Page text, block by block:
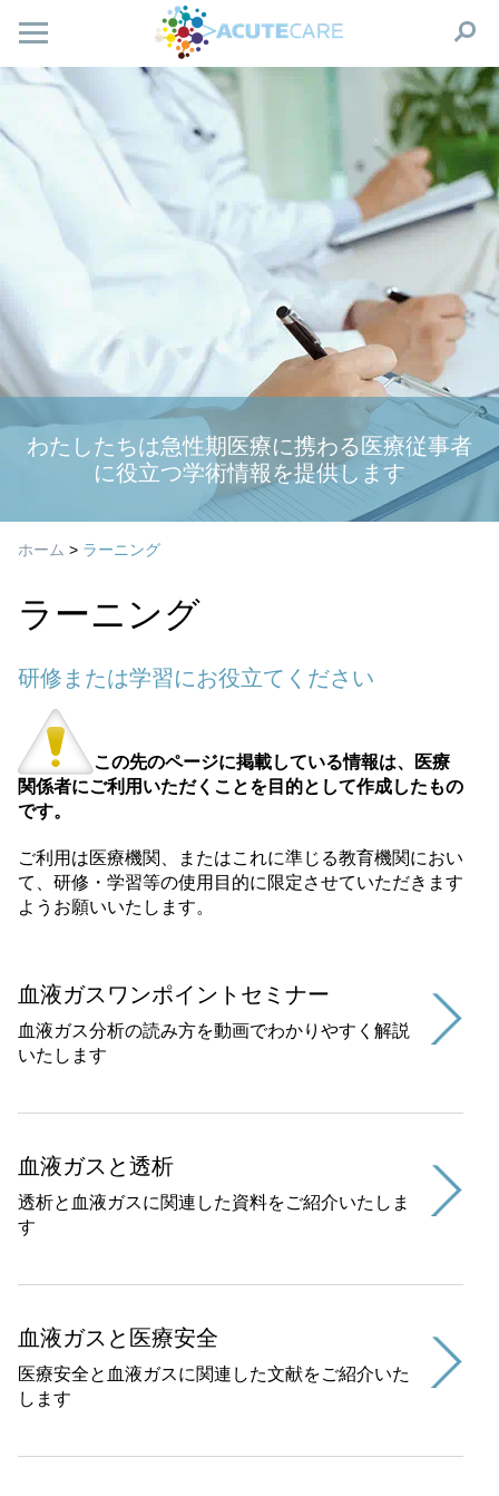
わたしたちは急性期医療に携わる医療従事者
に役立つ学術情報を提供します
ホーム > ラーニング
ラーニング
研修または学習にお役立てください
この先のページに掲載している情報は、医療
関係者にご利用いただくことを目的として作成したもの
です。
ご利用は医療機関、またはこれに準じる教育機関におい
て、研修・学習等の使用目的に限定させていただきます
ようお願いいたします。
血液ガスワンポイントセミナー
血液ガス分析の読み方を動画でわかりやすく解説
いたします
血液ガスと透析
透析と血液ガスに関連した資料をご紹介いたしま
す
血液ガスと医療安全
医療安全と血液ガスに関連した文献をご紹介いた
します